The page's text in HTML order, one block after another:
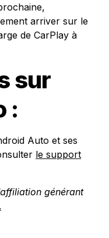
arriver sur le
de CarPlay à
sur
:
Auto et ses
le support
générant